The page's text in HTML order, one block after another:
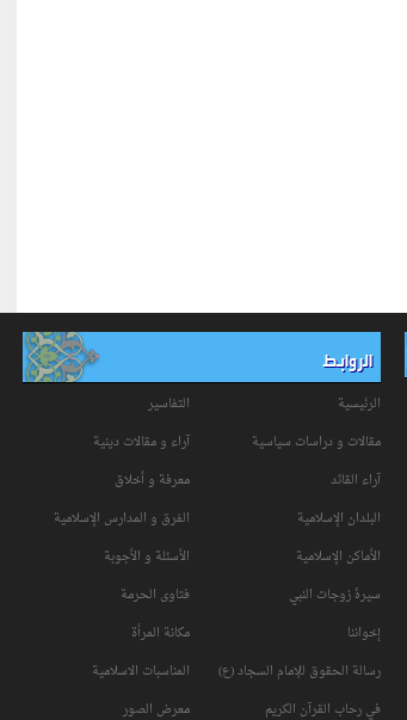
الروابط
الرئيسية
التفاسیر
مقالات و دراسات سياسية
آراء و مقالات دينية
آراء القائد
معرفة و أخلاق
البلدان الإسلامية
الفرق و المدارس الإسلامية
الأماكن الإسلامية
الأسئلة و الأجوبة
سیرۀ زوجات النبي
فتاوی الحرمة
إخواننا
مكانة‌ المرأة
رسالة الحقوق للإمام السجاد (ع)
المناسبات الاسلامیة
في رحاب القرآن الکریم
معرض الصور